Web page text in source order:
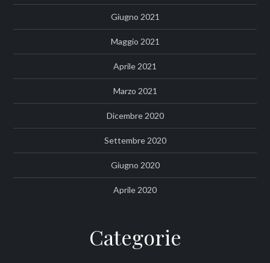
Giugno 2021
Maggio 2021
Aprile 2021
Marzo 2021
Dicembre 2020
Settembre 2020
Giugno 2020
Aprile 2020
Categorie